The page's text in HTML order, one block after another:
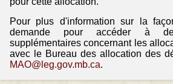
Pour plus d'information sur la
demande pour accéder à
supplémentaires concernant les
avec le Bureau des allocation des
MAO@leg.gov.mb.ca.